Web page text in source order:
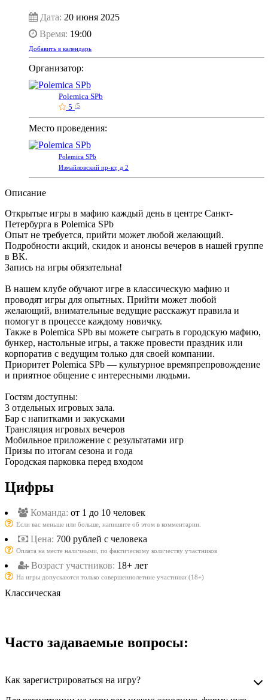
Дата: 20 июня 2025
Время: 19:00
Добавить в календарь
Организатор:
Polemica SPb
5 /5
Место проведения:
Polemica SPb
Измайловский пр-кт, д 2
Описание
Открытые игры в мафию каждый день в центре Санкт-
Петербурга в Polemica SPb
Опыт не требуется, прийти может любой желающий.
Подробности акций, скидок и анонсы вечеров в нашей группе
в ВК.
Запись на игры обязательна!
В нашем клубе обучают игре в классическую мафию и
проводят игры для опытных. Прийти может любой
желающий, внимательные ведущие расскажут правила и
помогут в процессе каждому новичку.
Также в Polemica SPb вы можете сыграть в городскую мафию,
бункер, настольные игры, а также провести праздник или
корпоратив с ведущим только для своей компании.
Приоритет Polemica SPb — культурное времяпрепровождение
и приятное общение с интересными людьми.
Гостям доступны:
3 отдельных игровых зала.
Бар с напитками и закусками
Трансляция игровых вечеров
Мобильное приложение с результатами игр
Призы по итогам сезона и года
Городская парковка перед входом
Цифры
Команда: от 1 до 10 человек
Если вас меньше или больше, напишите об этом в комментарии.
Цена: 700 рублей с человека
Оплата на месте наличными, по фактическому количеству участников
Возраст участников: 18+ лет
На игры допускаются только совершеннолетние участники (18+)
Классическая
Часто задаваемые вопросы:
Как зарегистрироваться на игру?